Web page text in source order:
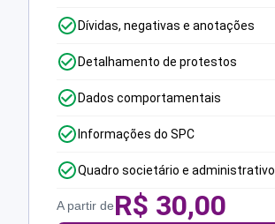
Dívidas, negativas e anotações
Detalhamento de protestos
Dados comportamentais
Informações do SPC
Quadro societário e administrativo
A partir deR$ 30,00